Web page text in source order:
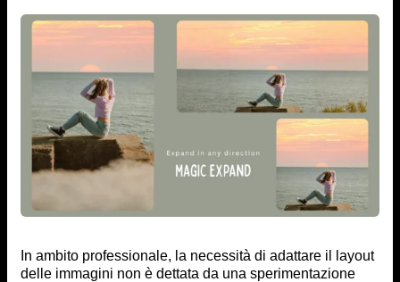
In ambito professionale, la necessità di adattare il layout
delle immagini non è dettata da una sperimentazione